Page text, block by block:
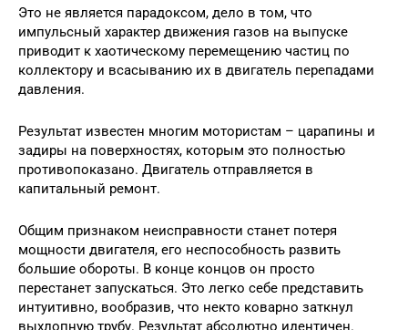
Это не является парадоксом, дело в том, что
импульсный характер движения газов на выпуске
приводит к хаотическому перемещению частиц по
коллектору и всасыванию их в двигатель перепадами
давления.
Результат известен многим мотористам – царапины и
задиры на поверхностях, которым это полностью
противопоказано. Двигатель отправляется в
капитальный ремонт.
Общим признаком неисправности станет потеря
мощности двигателя, его неспособность развить
большие обороты. В конце концов он просто
перестанет запускаться. Это легко себе представить
интуитивно, вообразив, что некто коварно заткнул
выхлопную трубу. Результат абсолютно идентичен.